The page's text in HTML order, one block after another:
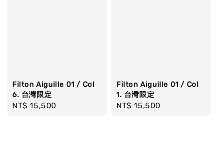
Filton Aiguille 01 / Col
6. 台灣限定
Regular
NT$ 15,500
Filton Aiguille 01 / Col
1. 台灣限定
Regular
NT$ 15,500